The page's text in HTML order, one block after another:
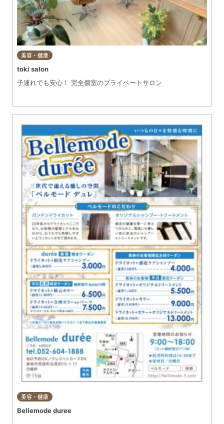
美容・健康
toki salon
子連れでも安心！ 完全個室のプライベートサロン
美容・健康
Bellemode duree